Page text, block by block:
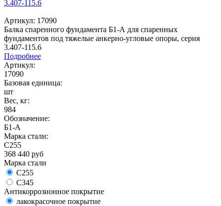
Артикул: 17090
Балка спаренного фундамента Б1-А для спаренных
фундаментов под тяжелые анкерно-угловые опоры, серия
3.407-115.6
Подробнее
Артикул:
17090
Базовая единица:
шт
Вес, кг:
984
Обозначение:
Б1-А
Марка стали:
С255
368 440 руб
Марка стали
С255
С345
Антикоррозионное покрытие
лакокрасочное покрытие